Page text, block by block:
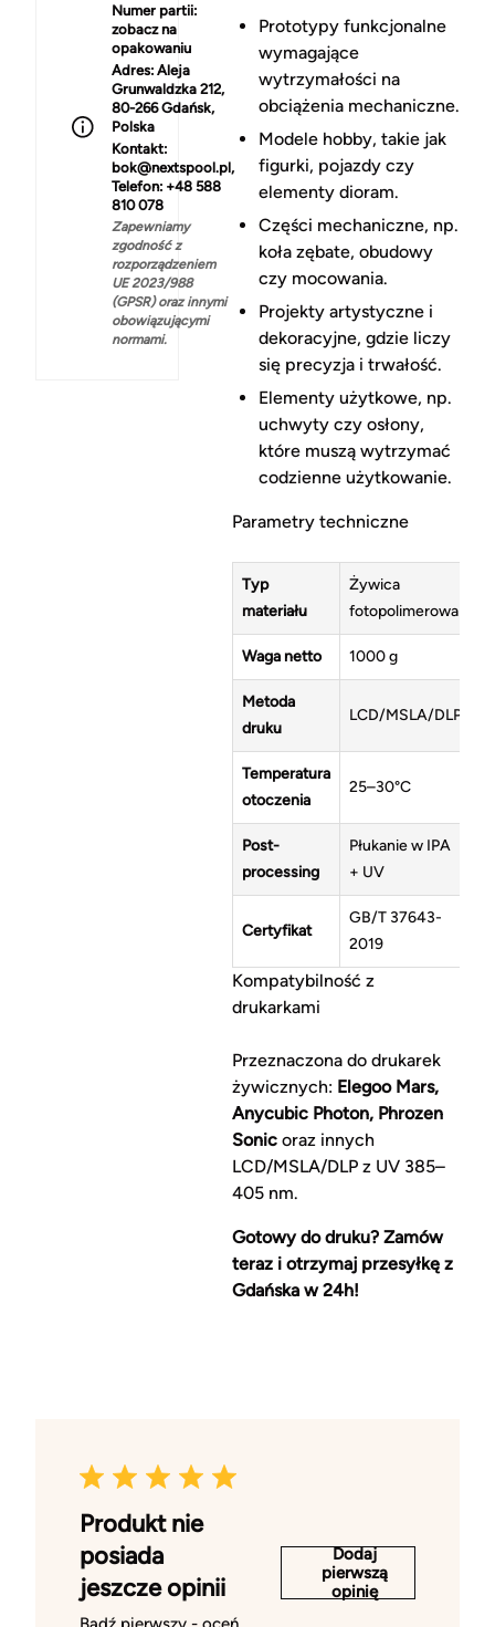
Numer partii:
zobacz na
opakowaniu
Adres: Aleja
Grunwaldzka 212,
80-266 Gdańsk,
Polska
Kontakt:
bok@nextspool.pl,
Telefon: +48 588
810 078
Zapewniamy
zgodność z
rozporządzeniem
UE 2023/988
(GPSR) oraz innymi
obowiązującymi
normami.
Prototypy funkcjonalne
wymagające
wytrzymałości na
obciążenia mechaniczne.
Modele hobby, takie jak
figurki, pojazdy czy
elementy dioram.
Części mechaniczne, np.
koła zębate, obudowy
czy mocowania.
Projekty artystyczne i
dekoracyjne, gdzie liczy
się precyzja i trwałość.
Elementy użytkowe, np.
uchwyty czy osłony,
które muszą wytrzymać
codzienne użytkowanie.
Parametry techniczne
Typ
materiału
Żywica
fotopolimerowa
Waga netto 1000 g
Metoda
druku
LCD/MSLA/DLP
Temperatura
otoczenia
25–30°C
Post-
processing
Płukanie w IPA
+ UV
Certyfikat
GB/T 37643-
2019
Kompatybilność z
drukarkami
Przeznaczona do drukarek
żywicznych: Elegoo Mars,
Anycubic Photon, Phrozen
Sonicoraz innych
LCD/MSLA/DLP z UV 385–
405 nm.
Gotowy do druku? Zamów
teraz i otrzymaj przesyłkę z
Gdańska w 24h!
Produkt nie
posiada
jeszcze opinii
Dodaj
pierwszą
opinię